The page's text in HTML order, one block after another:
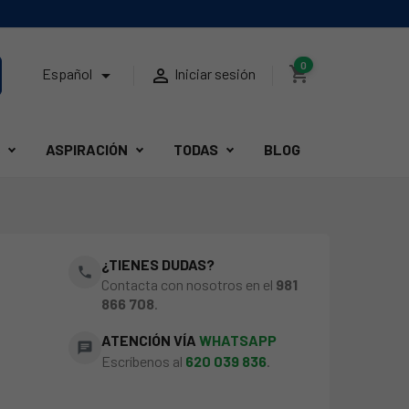
Español   Iniciar sesión shopping_cart
0
ASPIRACIÓN TODAS BLOG
phone
¿TIENES DUDAS?
Contacta con nosotros en el 981
866 708.
chat ATENCIÓN VÍAWHATSAPP
Escríbenos al 620 039 836